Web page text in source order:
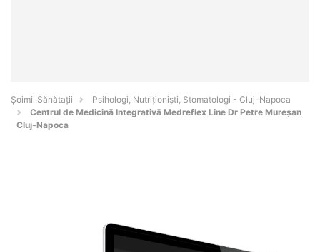
Şoimii Sănătații
Psihologi, Nutriționiști, Stomatologi - Cluj-Napoca
Centrul de Medicină Integrativă Medreflex Line Dr Petre Mureșan
Cluj-Napoca